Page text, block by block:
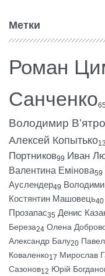
Метки
Роман
Санченко
Володимир
Алексей Копытько
Портников99 Иван
Валентина Емінова59
Ауслендер49
Костянтин Машовець40
Прозапас35 Денис
Береза24 Олена
Александр Балу20
Коваленко17 Мирослав
Сазонов12 Юрій